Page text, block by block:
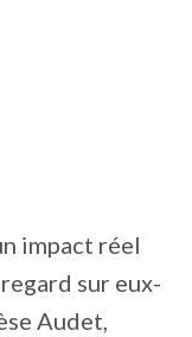
impact réel
sur eux-
Audet,